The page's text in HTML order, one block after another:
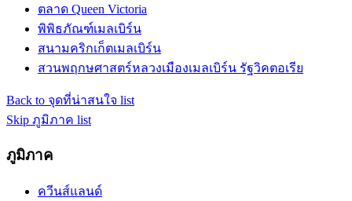
ตลาด Queen Victoria
พิพิธภัณฑ์เมลเบิร์น
สนามคริกเก็ตเมลเบิร์น
สวนพฤกษศาสตร์หลวงเมืองเมลเบิร์น รัฐวิคตอเรีย
Back to จุดที่น่าสนใจ list
Skip ภูมิภาค list
ภูมิภาค
ควีนส์แลนด์